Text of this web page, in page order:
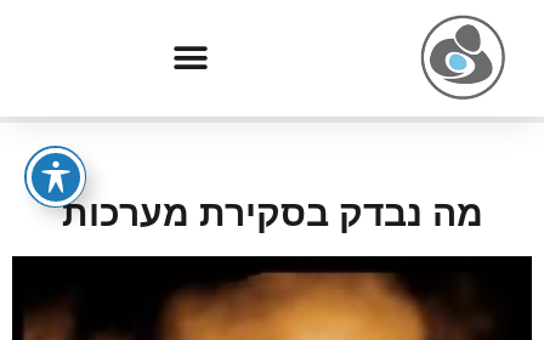
מה נבדק בסקירת מערכות